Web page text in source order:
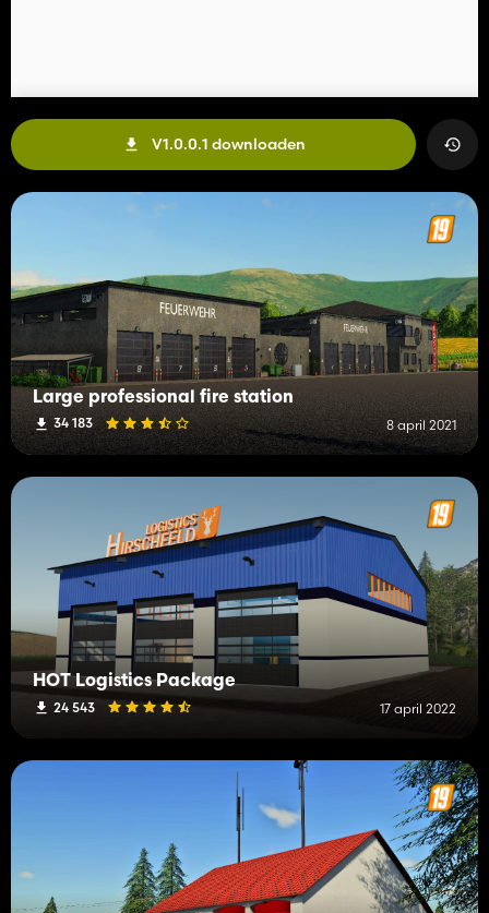
V1.0.0.1 downloaden
Large professional fire station
34 183 8 april 2021
HOT Logistics Package
24 543 17 april 2022